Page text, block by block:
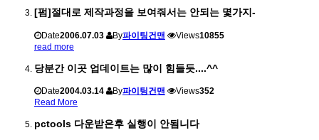
[펌]절대로 제작과정을 보여줘서는 안되는 몇가지-
Date2006.07.03 By파이팅건맨 Views10855
read more
당분간 이곳 업데이트는 많이 힘들듯....^^
Date2004.03.14 By파이팅건맨 Views352
Read More
pctools 다운받은후 실행이 안됨니다